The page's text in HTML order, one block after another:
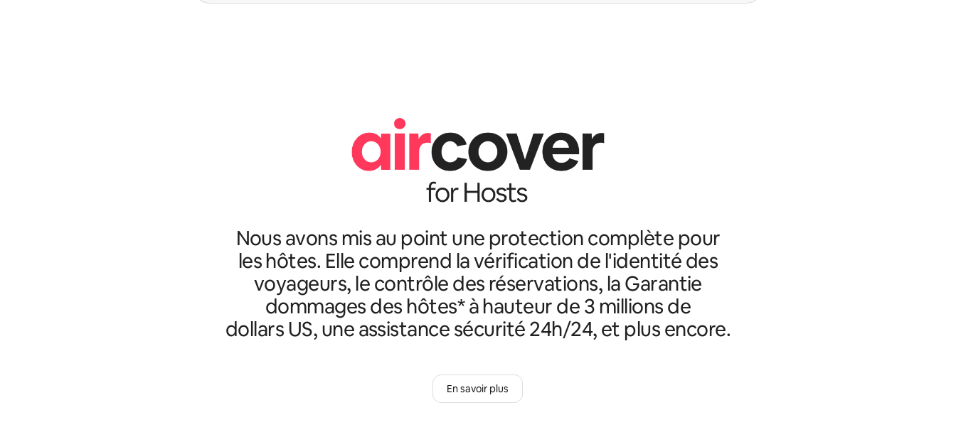
Nous avons mis au point une protection complète pour
les hôtes. Elle comprend la vérification de l'identité des
voyageurs, le contrôle des réservations, la Garantie
dommages des hôtes* à hauteur de 3 millions de
dollars US, une assistance sécurité 24h/24, et plus encore.
En savoir plus